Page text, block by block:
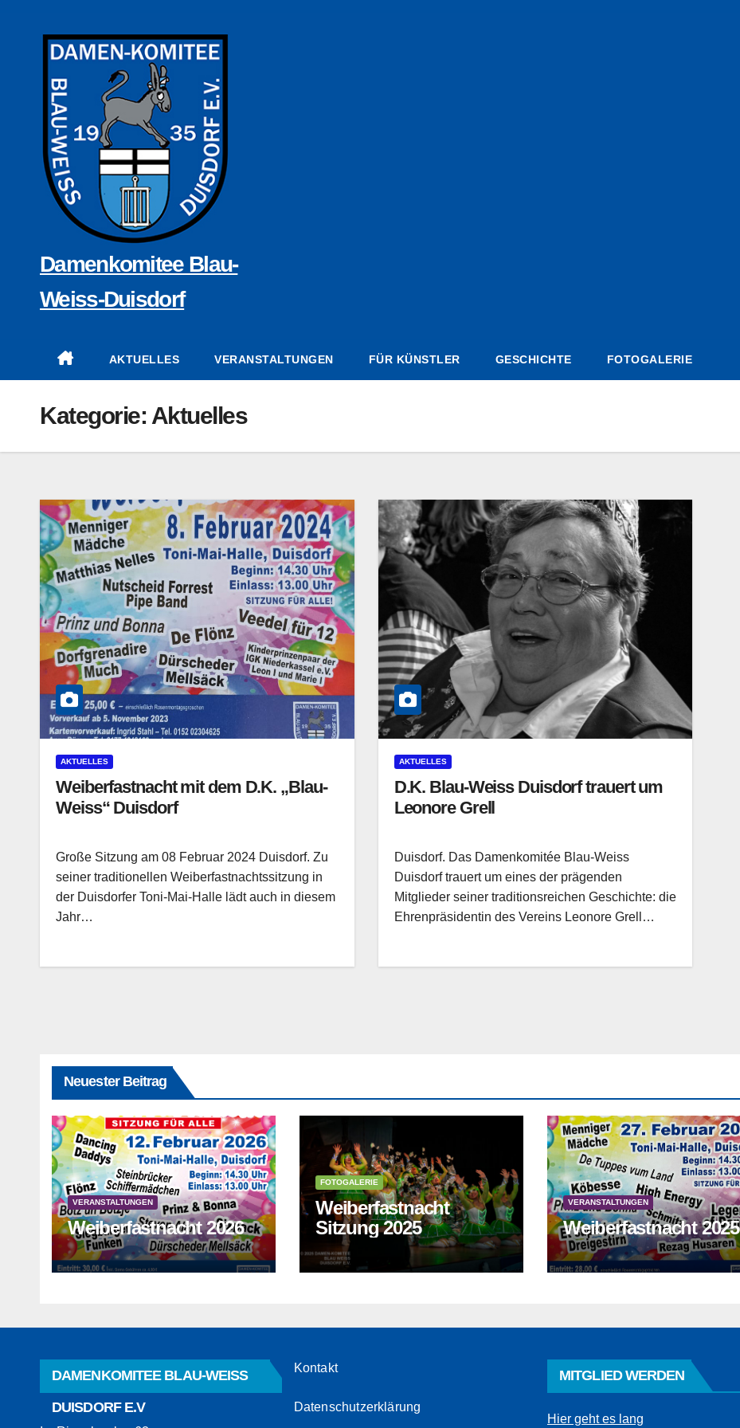
Damenkomitee Blau-
Weiss-Duisdorf
AKTUELLES VERANSTALTUNGEN FÜR KÜNSTLER GESCHICHTE FOTOGALERIE
Kategorie: Aktuelles
AKTUELLES
Weiberfastnacht mit dem D.K. „Blau-
Weiss“ Duisdorf
Große Sitzung am 08 Februar 2024 Duisdorf. Zu
seiner traditionellen Weiberfastnachtssitzung in
der Duisdorfer Toni-Mai-Halle lädt auch in diesem
Jahr…
AKTUELLES
D.K. Blau-Weiss Duisdorf trauert um
Leonore Grell
Duisdorf. Das Damenkomitée Blau-Weiss
Duisdorf trauert um eines der prägenden
Mitglieder seiner traditionsreichen Geschichte: die
Ehrenpräsidentin des Vereins Leonore Grell…
Neuester Beitrag
VERANSTALTUNGEN
Weiberfastnacht 2026
FOTOGALERIE
Weiberfastnacht
Sitzung 2025
VERANSTALTUNGEN
Weiberfastnacht 2025
DAMENKOMITEE BLAU-WEISS
DUISDORF E.V
Kontakt
Datenschutzerklärung
MITGLIED WERDEN
Hier geht es lang